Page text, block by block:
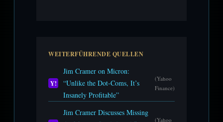
WEITERFÜHRENDE QUELLEN
Y!
Jim Cramer on Micron:
“Unlike the Dot-Coms, It’s
Insanely Profitable”
(Yahoo
Finance)
Jim Cramer Discusses Missing
(Yahoo